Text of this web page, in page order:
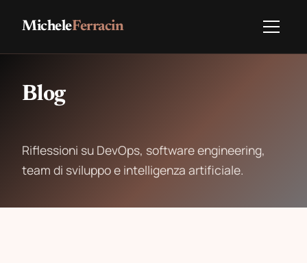
MicheleFerracin
Blog
Riflessioni su DevOps, software engineering,
team di sviluppo e intelligenza artificiale.